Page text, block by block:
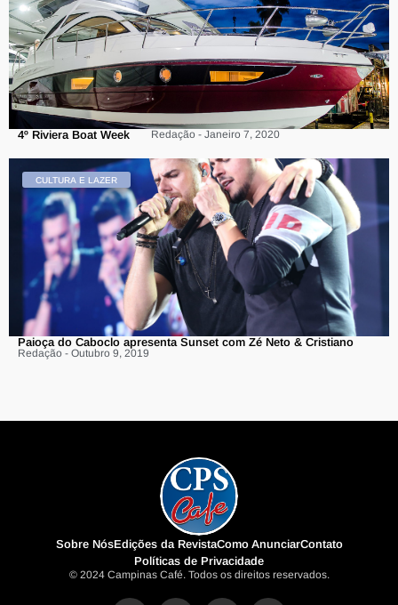
4º Riviera Boat Week Redação - Janeiro 7, 2020
CULTURA E LAZER
Paioça do Caboclo apresenta Sunset com Zé Neto & Cristiano
Redação - Outubro 9, 2019
Sobre NósEdições da RevistaComo AnunciarContato
Políticas de Privacidade
© 2024 Campinas Café. Todos os direitos reservados.